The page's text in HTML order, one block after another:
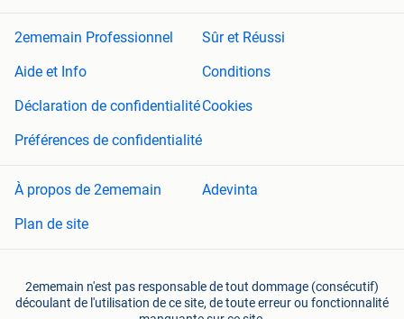
2ememain Professionnel
Sûr et Réussi
Aide et Info
Conditions
Déclaration de confidentialitéCookies
Préférences de confidentialité
À propos de 2ememain
Adevinta
Plan de site
2ememain n'est pas responsable de tout dommage (consécutif)
découlant de l'utilisation de ce site, de toute erreur ou fonctionnalité